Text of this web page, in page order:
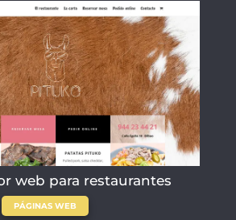
web para restaurantes
PÁGINAS WEB